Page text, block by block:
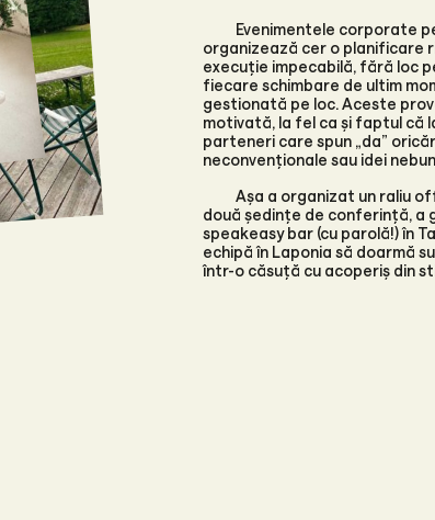
Evenimentele corporate
organizează cer o planificare
execuție impecabilă, fără loc
fiecare schimbare de ultim
gestionată pe loc. Aceste
motivată, la fel ca și faptul că
parteneri care spun „da”
neconvenționale sau idei
Așa a organizat un raliu
două ședințe de conferință, a
speakeasy bar (cu parolă!) în
echipă în Laponia să doarmă
într-o căsuță cu acoperiș din